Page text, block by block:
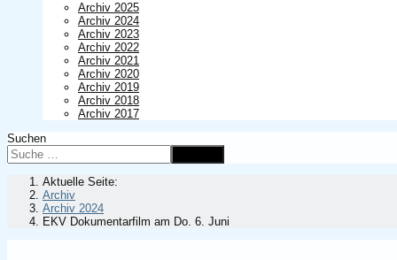
Archiv 2025
Archiv 2024
Archiv 2023
Archiv 2022
Archiv 2021
Archiv 2020
Archiv 2019
Archiv 2018
Archiv 2017
Suchen
Aktuelle Seite:
Archiv
Archiv 2024
EKV Dokumentarfilm am Do. 6. Juni